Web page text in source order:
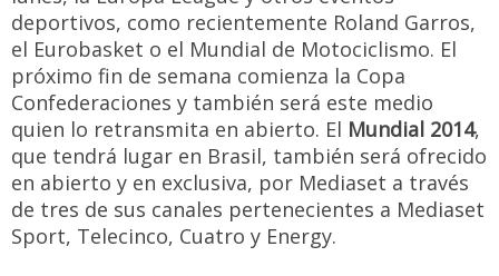
deportivos, como recientemente Roland Garros,
el Eurobasket o el Mundial de Motociclismo. El
próximo fin de semana comienza la Copa
Confederaciones y también será este medio
quien lo retransmita en abierto. El Mundial 2014,
que tendrá lugar en Brasil, también será ofrecido
en abierto y en exclusiva, por Mediaset a través
de tres de sus canales pertenecientes a Mediaset
Sport, Telecinco, Cuatro y Energy.